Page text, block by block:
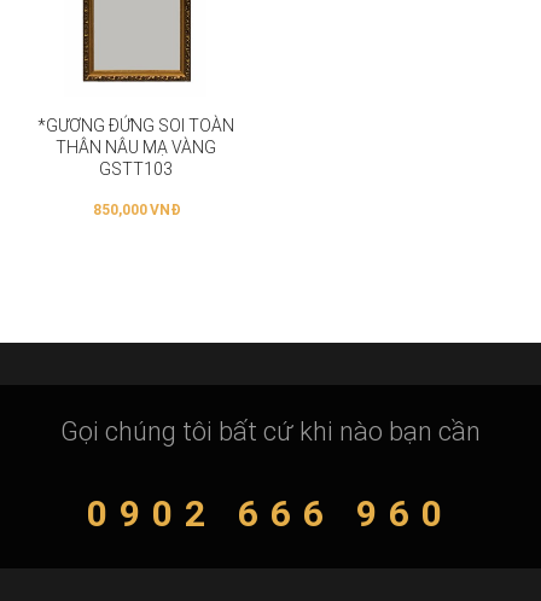
*GƯƠNG ĐỨNG SOI TOÀN
THÂN NÂU MẠ VÀNG
GSTT103
850,000VNĐ
Gọi chúng tôi bất cứ khi nào bạn cần
0902 666 960